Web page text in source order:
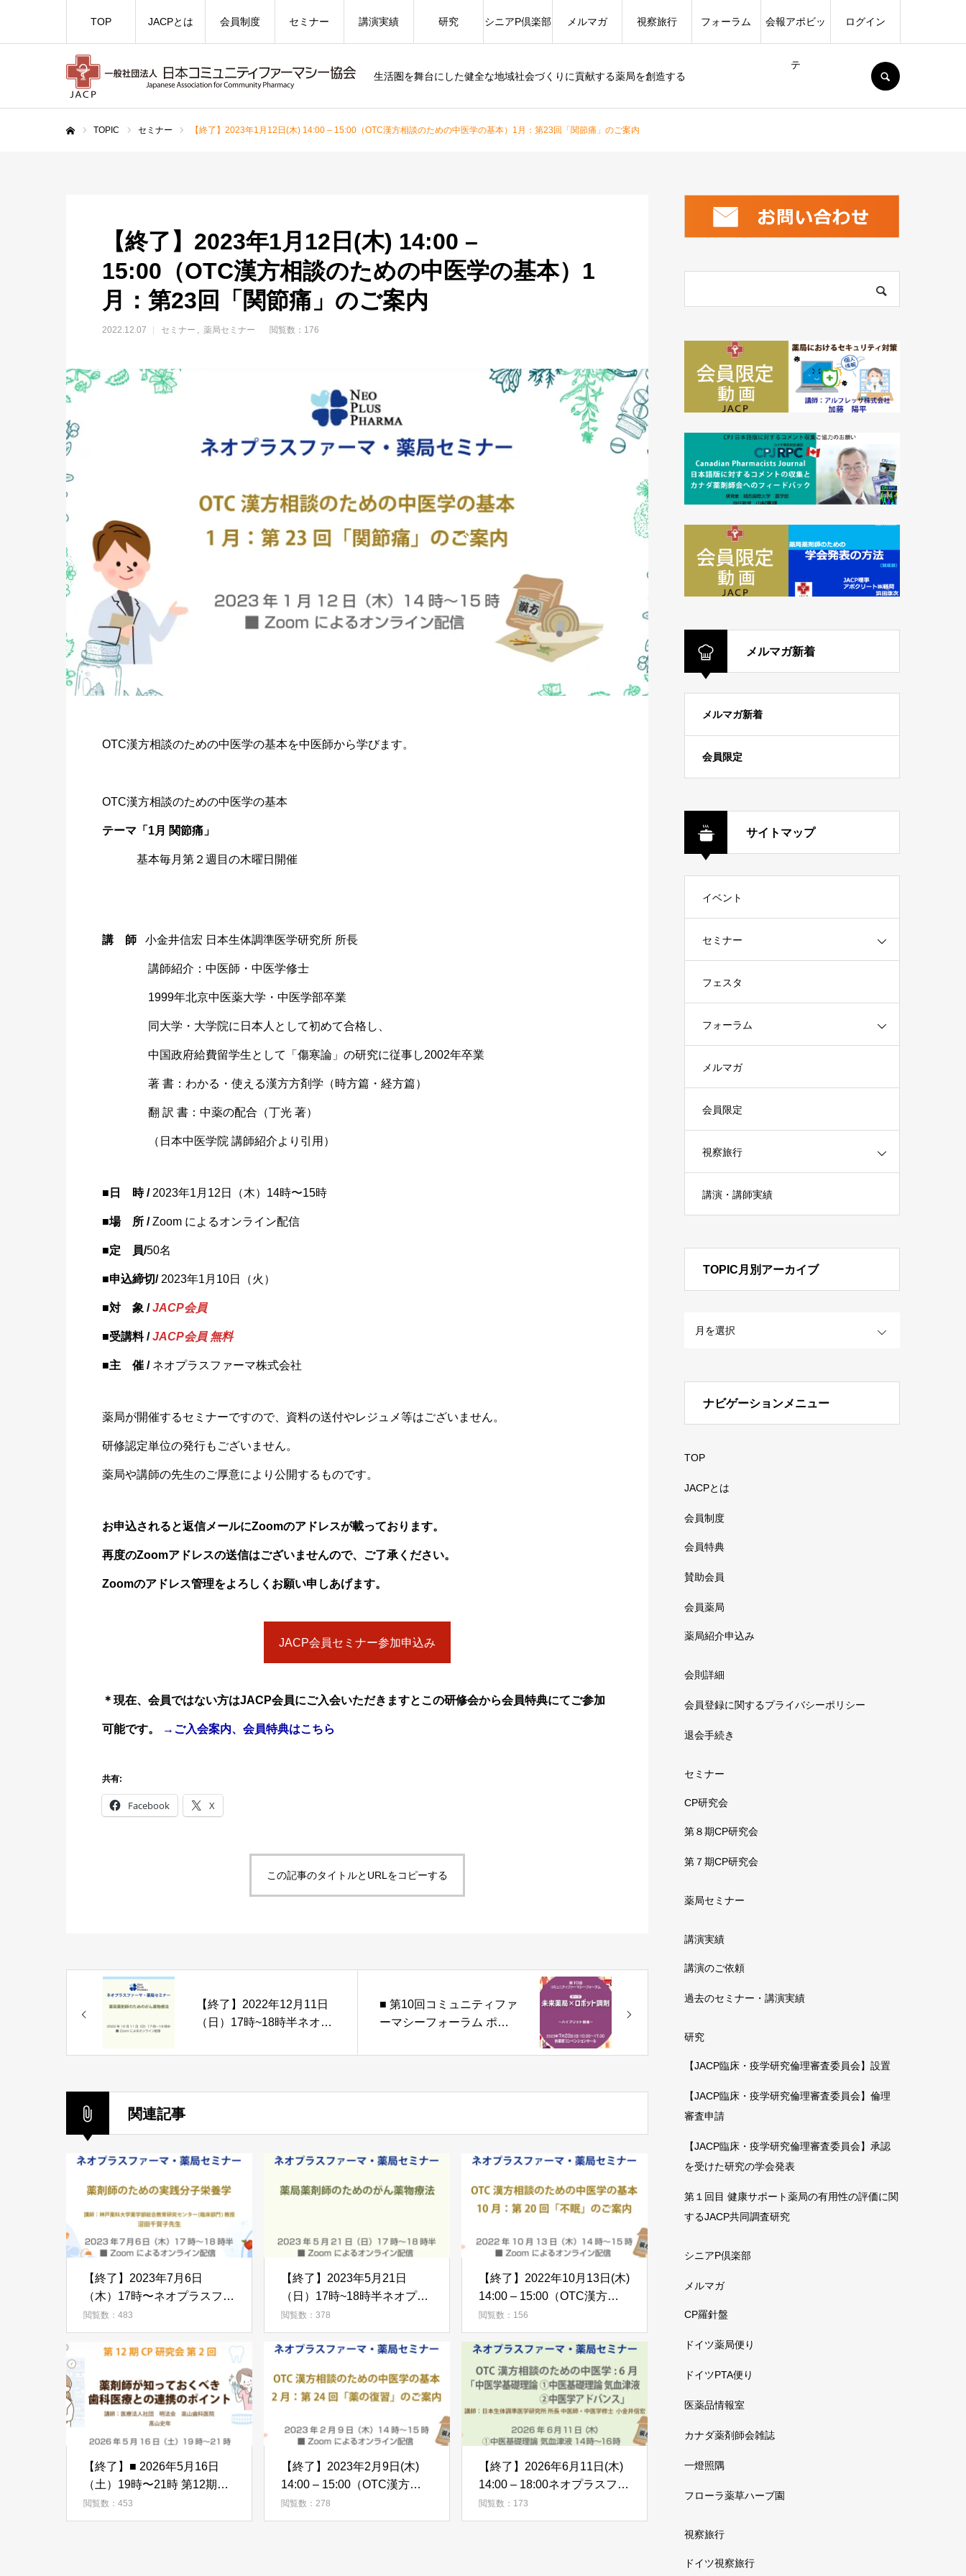
生活圏を舞台にした健全な地域社会づくりに貢献する薬局を創造する
TOP JACPとは 会員制度 セミナー 講演実績 研究 シニアP倶楽部 メルマガ 視察旅行 フォーラム 会報アポビッ
テ
ログイン
TOPIC セミナー 【終了】2023年1月12日(木) 14:00 – 15:00（OTC漢方相談のための中医学の基本）1月：第23回「関節痛」のご案内
【終了】2023年1月12日(木) 14:00 –
15:00（OTC漢方相談のための中医学の基本）1
月：第23回「関節痛」のご案内
2022.12.07 セミナー 薬局セミナー 閲覧数：176
OTC漢方相談のための中 医学の基本を中医師から学びます。
OTC漢方相談のための中 医学の基本
テーマ「1月 関節痛」
基本毎月第 ２週目の木曜日開催
講 師 小金井信宏 日本生体調準医学研究所 所長
講師紹介 ：中医師 ・中医学修士
1999年北京中 医薬大学 ・中医学部卒業
同大学・ 大学院に 日本人と して初めて合格し
中国政府給費留学生として「傷寒論」の研究に従事し2002年卒業
著 書： わかる・ 使える漢方方剤学 （時方篇 ・経方篇）
翻 訳 書：中薬の配合（丁光 著）
（日本中 医学院 講師紹介より引用 ）
■日 時 /2023年1月12日（木）14時〜15時
■場 所 /Zoom によるオンライン配信
■定 員/50名
■申込締切/2023年1月10日（火）
■対 象 / JACP会員
■受講料 / JACP会員 無料
■主 催 /ネオプラスファーマ株式会社
薬局が開催するセミナーですので、資料の送付やレジュメ等はございません。
研修認定単位の発行もございません。
薬局や講師の先生のご厚意により公開するものです。
お申込されると返信メールにZoomのアドレスが載っております。
再度のZoomアドレスの送信はございませんので、ご了承ください。
Zoomのアドレス管理をよろしくお願い申しあげます。
JACP会員セミナー参加申込み
＊現在、会員ではない方はJACP会員にご入会いただきますとこの研修会から会員特典にてご参加
可能です。 →ご入会案内、会員特典はこちら
共有:
Facebook X
この記事のタイトルとURLをコピーする
【終了】2022年12月11日
（日）17時~18時半ネオプ
ー「がん薬物療法勉強会」
■ 第10回コミュニティファ
ーマシーフォーラム ポス
関連記事
【終了】2023年7月6日
（木）17時〜ネオプラスファ
ーマセミナー「薬剤師のため
の実践分子栄養学」
閲覧数：483
【終了】2023年5月21日
（日）17時~18時半ネオプラ
スファーマ・薬局セミナー
「がん薬物療法勉強会」のご
案内
閲覧数：378
【終了】2022年10月13日(木)
14:00 – 15:00（OTC漢方相談
のための中医学の基本）10
月：第20回「不眠」のご案内
閲覧数：156
【終了】■ 2026年5月16日
（土）19時〜21時 第12期CP
研究会第２回「薬剤師が知っ
ておくべき歯科医療との連携
閲覧数：453
【終了】2023年2月9日(木)
14:00 – 15:00（OTC漢方相談
のための中医学の基本）2
月：第24回「薬の復習」
閲覧数：278
【終了】2026年6月11日(木)
14:00 – 18:00ネオプラスファ
ーマ・薬局セミナー（OTC漢
方相談のための中医学） 6月
閲覧数：173
メルマガ新着
メルマガ新着
会員限定
サイトマップ
イベント
セミナー
フェスタ
フォーラム
メルマガ
会員限定
視察旅行
講演・講師実績
TOPIC月別アーカイブ
ナビゲーションメニュー
TOP
JACPとは
会員制度
会員特典
賛助会員
会員薬局
薬局紹介申込み
会則詳細
会員登録に関するプライバシーポリシー
退会手続き
セミナー
CP研究会
第８期CP研究会
第７期CP研究会
薬局セミナー
講演実績
講演のご依頼
過去のセミナー・講演実績
研究
【JACP臨床・疫学研究倫理審査委員会】設置
【JACP臨床・疫学研究倫理審査委員会】倫理
審査申請
【JACP臨床・疫学研究倫理審査委員会】承認
を受けた研究の学会発表
第１回目 健康サポート薬局の有用性の評価に関
するJACP共同調査研究
シニアP倶楽部
メルマガ
CP羅針盤
ドイツ薬局便り
ドイツPTA便り
医薬品情報室
カナダ薬剤師会雑誌
一燈照隅
フローラ薬草ハーブ園
視察旅行
ドイツ視察旅行